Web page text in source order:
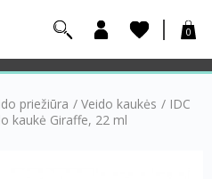
0
priežiūra / Veido kaukės / IDC
kaukė Giraffe, 22 ml